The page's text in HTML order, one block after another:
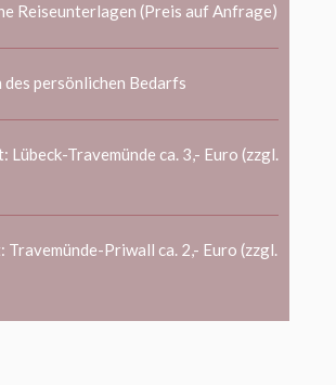
Reiseunterlagen (Preis auf Anfrage)
des persönlichen Bedarfs
Lübeck-Travemünde ca. 3,- Euro (zzgl.
Travemünde-Priwall ca. 2,- Euro (zzgl.